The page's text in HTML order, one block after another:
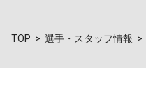
TOP 選手・スタッフ情報